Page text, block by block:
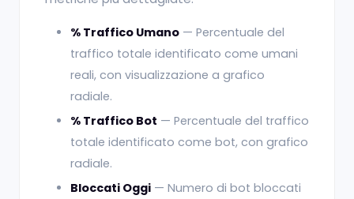
% Traffico Umano — Percentuale del
traffico totale identificato come umani
reali, con visualizzazione a grafico
radiale.
% Traffico Bot — Percentuale del traffico
totale identificato come bot, con grafico
radiale.
Bloccati Oggi — Numero di bot bloccati